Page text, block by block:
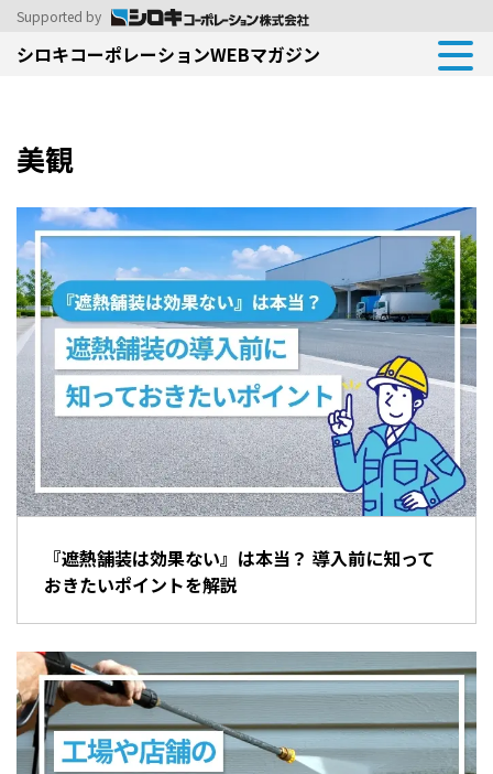
シロキコーポレーションWEBマガジン
Supported by
美観
『遮熱舗装は効果ない』は本当？ 導入前に知って
おきたいポイントを解説